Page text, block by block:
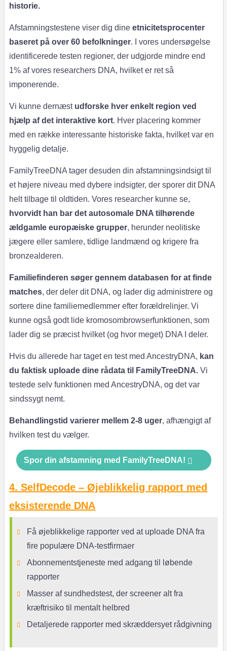
historie.
Afstamningstestene viser dig dineetnicitetsprocenter
baseret på over 60 befolkninger. I vores undersøgelse
identificerede testen regioner, der udgjorde mindre end
1% af vores researchers DNA, hvilket er ret så
imponerende.
Vi kunne dernæst udforske hver enkelt region ved
hjælp af det interaktive kort. Hver placering kommer
med en række interessante historiske fakta, hvilket var en
hyggelig detalje.
FamilyTreeDNA tager desuden din afstamningsindsigt til
et højere niveau med dybere indsigter, der sporer dit DNA
helt tilbage til oldtiden. Vores researcher kunne se,
hvorvidt han bar det autosomale DNA tilhørende
ældgamle europæiske grupper, herunder neolitiske
jægere eller samlere, tidlige landmænd og krigere fra
bronzealderen.
Familiefinderen søger gennem databasen for at finde
matches, der deler dit DNA, og lader dig administrere og
sortere dine familiemedlemmer efter forældrelinjer. Vi
kunne også godt lide kromosombrowserfunktionen, som
lader dig se præcist hvilket (og hvor meget) DNA I deler.
Hvis du allerede har taget en test med AncestryDNA, kan
du faktisk uploade dine rådata til FamilyTreeDNA. Vi
testede selv funktionen med AncestryDNA, og det var
sindssygt nemt.
Behandlingstid varierer mellem 2-8 uger, afhængigt af
hvilken test du vælger.
Spor din afstamning med FamilyTreeDNA!
4. SelfDecode – Øjeblikkelig rapport med
eksisterende DNA
Få øjeblikkelige rapporter ved at uploade DNA fra
fire populære DNA-testfirmaer
Abonnementstjeneste med adgang til løbende
rapporter
Masser af sundhedstest, der screener alt fra
kræftrisiko til mentalt helbred
Detaljerede rapporter med skræddersyet rådgivning